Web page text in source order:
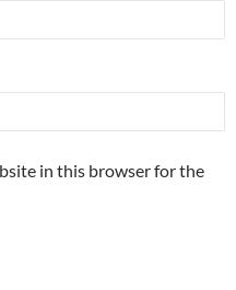
in this browser for the